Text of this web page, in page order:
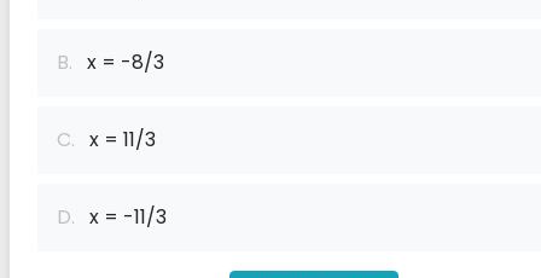
B. x = -8/3
C. x = 11/3
D. x = -11/3